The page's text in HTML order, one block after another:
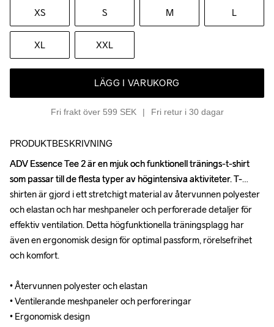
XS S M L
XL XXL
LÄGG I VARUKORG
Fri frakt över 599 SEK Fri retur i 30 dagar
PRODUKTBESKRIVNING
ADV Essence Tee 2 är en mjuk och funktionell tränings-t-shirt
som passar till de flesta typer av högintensiva aktiviteter. T-
shirten är gjord i ett stretchigt material av återvunnen polyester
och elastan och har meshpaneler och perforerade detaljer för
effektiv ventilation. Detta högfunktionella träningsplagg har
även en ergonomisk design för optimal passform, rörelsefrihet
och komfort.
• Återvunnen polyester och elastan
• Ventilerande meshpaneler och perforeringar
• Ergonomisk design
ADV Essence Tee 2 är en mjuk och funktionell tränings-t-shirt
som passar till de flesta typer av högintensiva aktiviteter. T-
shirten är gjord i ett stretchigt material av återvunnen polyester
och elastan och har meshpaneler och perforerade detaljer för
effektiv ventilation. Detta högfunktionella träningsplagg har
även en ergonomisk design för optimal passform, rörelsefrihet
och komfort.
• Återvunnen polyester och elastan
• Ventilerande meshpaneler och perforeringar
• Ergonomisk design